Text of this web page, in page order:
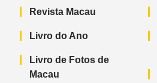
Revista Macau
Livro do Ano
Livro de Fotos de
Macau